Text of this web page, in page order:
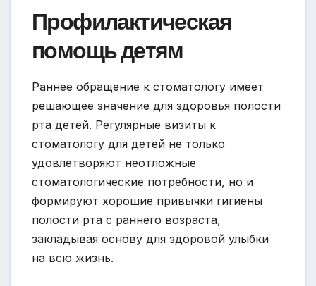
Профилактическая
помощь детям
Раннее обращение к стоматологу имеет
решающее значение для здоровья полости
рта детей. Регулярные визиты к
стоматологу для детей не только
удовлетворяют неотложные
стоматологические потребности, но и
формируют хорошие привычки гигиены
полости рта с раннего возраста,
закладывая основу для здоровой улыбки
на всю жизнь.